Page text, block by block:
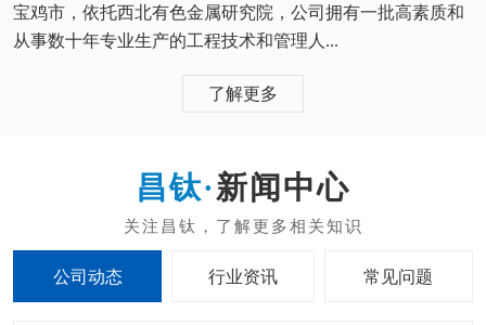
宝鸡市，依托西北有色金属研究院，公司拥有一批高素质和
从事数十年专业生产的工程技术和管理人...
了解更多
新闻中心
公司动态 行业资讯 常见问题